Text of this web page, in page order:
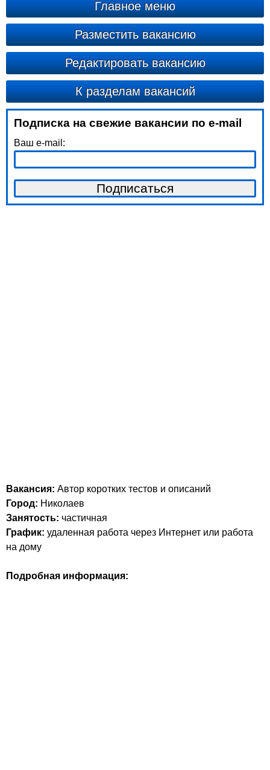
Главное меню
Разместить вакансию
Редактировать вакансию
К разделам вакансий
Подписка на свежие вакансии по e-mail
Ваш e-mail:
Вакансия: Автор коротких тестов и описаний
Город: Николаев
Занятость: частичная
График: удаленная работа через Интернет или работа
на дому
Подробная информация: